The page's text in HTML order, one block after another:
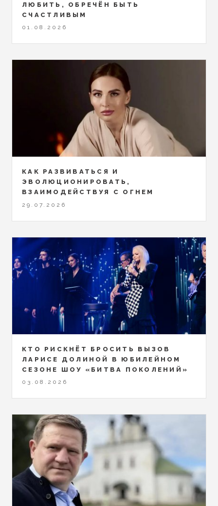
ЛЮБИТЬ, ОБРЕЧЁН БЫТЬ
СЧАСТЛИВЫМ
01.08.2026
КАК РАЗВИВАТЬСЯ И
ЭВОЛЮЦИОНИРОВАТЬ,
ВЗАИМОДЕЙСТВУЯ С ОГНЕМ
29.07.2026
КТО РИСКНЁТ БРОСИТЬ ВЫЗОВ
ЛАРИСЕ ДОЛИНОЙ В ЮБИЛЕЙНОМ
СЕЗОНЕ ШОУ «БИТВА ПОКОЛЕНИЙ»
03.08.2026